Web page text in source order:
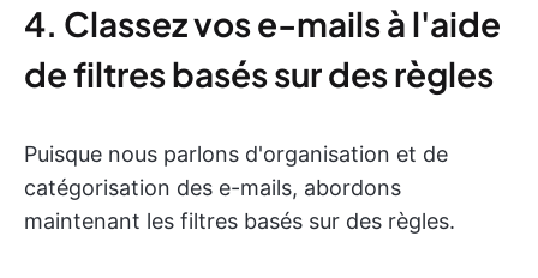
4. Classez vos e-mails à l'aide
de filtres basés sur des règles
Puisque nous parlons d'organisation et de
catégorisation des e-mails, abordons
maintenant les filtres basés sur des règles.